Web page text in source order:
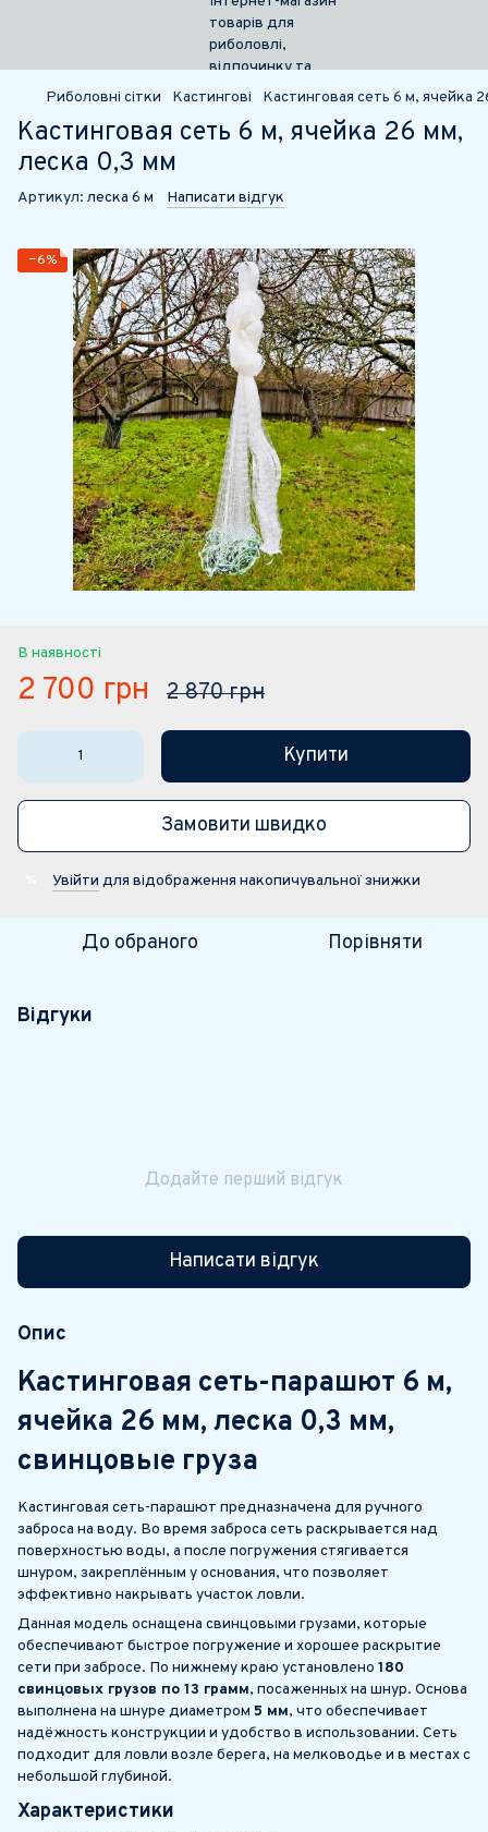
Риболовні сітки Кастингові Кастинговая сеть 6 м, ячейка
Кастинговая сеть 6 м, ячейка 26 мм,
леска 0,3 мм
Артикул: леска 6 м Написати відгук
−6%
В наявності
2 700 грн 2 870 грн
Купити
Замовити швидко
Увійти для відображення накопичувальної знижки
До обраного Порівняти
Відгуки
Додайте перший відгук
Написати відгук
Опис
Кастинговая сеть-парашют 6 м,
ячейка 26 мм, леска 0,3 мм,
свинцовые груза
Кастинговая сеть-парашют предназначена для ручного
заброса на воду. Во время заброса сеть раскрывается над
поверхностью воды, а после погружения стягивается
шнуром, закреплённым у основания, что позволяет
эффективно накрывать участок ловли.
Данная модель оснащена свинцовыми грузами, которые
обеспечивают быстрое погружение и хорошее раскрытие
сети при забросе. По нижнему краю установлено 180
свинцовых грузов по 13 грамм, посаженных на шнур. Основа
выполнена на шнуре диаметром 5 мм, что обеспечивает
надёжность конструкции и удобство в использовании. Сеть
подходит для ловли возле берега, на мелководье и в местах с
небольшой глубиной.
Характеристики